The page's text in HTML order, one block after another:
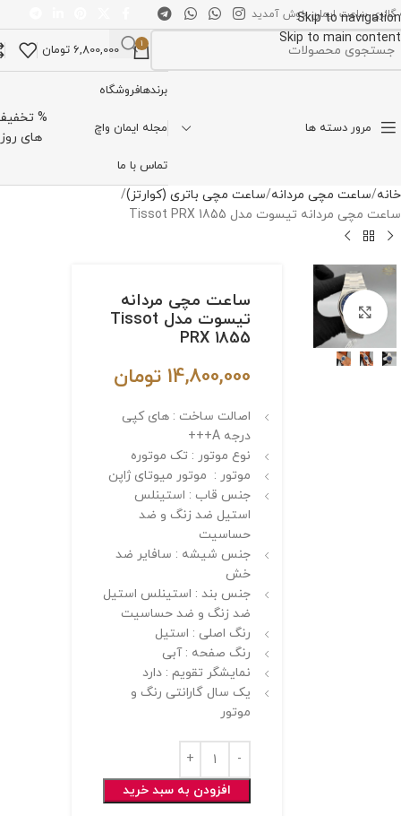
Skip to navigation
Skip to main content
گالری ساعت ایمان خوش آمدید
1
6,800,000 تومان
مرور دسته ها
برندهافروشگاه
مجله ایمان واچ
تماس با ما
%
های روز
خانه ساعت مچی مردانه ساعت مچی باتری (کوارتز)
ساعت مچی مردانه تیسوت مدل Tissot PRX 1855
برای بزرگنمایی کلیک کنیدساعت مچی مردانه
تیسوت مدل Tissot
PRX 1855
14,800,000 تومان
اصالت ساخت : های کپی
درجه A+++
نوع موتور : تک موتوره
موتور : موتور میوتای ژاپن
جنس قاب : استینلس
استیل ضد زنگ و ضد
حساسیت
جنس شیشه : سافایر ضد
خش
جنس بند : استینلس استیل
ضد زنگ و ضد حساسیت
رنگ اصلی : استیل
رنگ صفحه : آبی
نمایشگر تقویم : دارد
یک سال گارانتی رنگ و
موتور
افزودن به سبد خرید